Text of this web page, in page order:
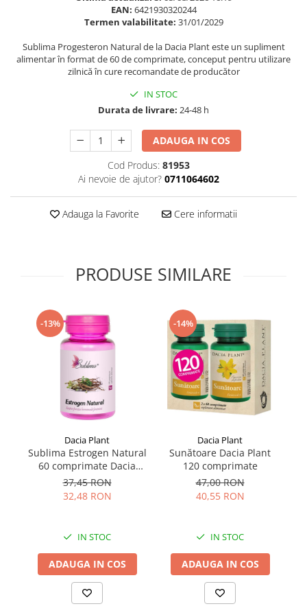
Supliment Vitamina D3
Supliment Zinc
Tincturi si Gemoderivate
EAN: 6421930320244
Termen valabilitate: 31/01/2029
Sublima Progesteron Natural de la Dacia Plant este un supliment
alimentar în format de 60 de comprimate, conceput pentru utilizare
zilnică în cure recomandate de producător
IN STOC
Durata de livrare: 24-48 h
ADAUGA IN COS
Cod Produs: 81953
Ai nevoie de ajutor? 0711064602
Adauga la Favorite Cere informatii
PRODUSE SIMILARE
-13%
Dacia Plant
Sublima Estrogen Natural
60 comprimate Dacia
Plant
37,45 RON
32,48 RON
IN STOC
ADAUGA IN COS
-14%
Dacia Plant
Sunătoare Dacia Plant
120 comprimate
47,00 RON
40,55 RON
IN STOC
ADAUGA IN COS